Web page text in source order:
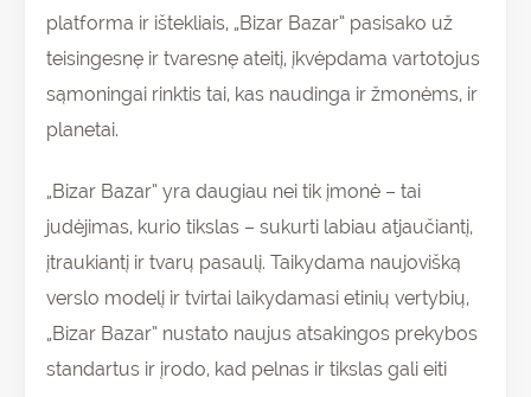
platforma ir ištekliais, „Bizar Bazar” pasisako už
teisingesnę ir tvaresnę ateitį, įkvėpdama vartotojus
sąmoningai rinktis tai, kas naudinga ir žmonėms, ir
planetai.
„Bizar Bazar” yra daugiau nei tik įmonė – tai
judėjimas, kurio tikslas – sukurti labiau atjaučiantį,
įtraukiantį ir tvarų pasaulį. Taikydama naujovišką
verslo modelį ir tvirtai laikydamasi etinių vertybių,
„Bizar Bazar” nustato naujus atsakingos prekybos
standartus ir įrodo, kad pelnas ir tikslas gali eiti